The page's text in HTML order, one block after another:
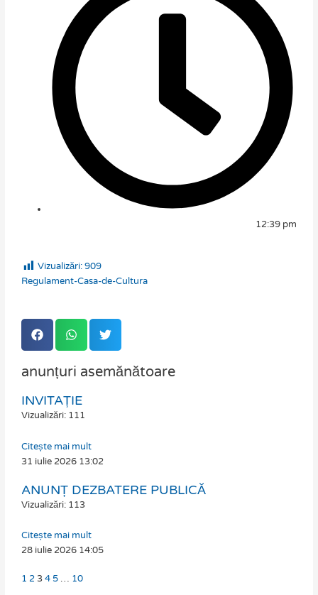
12:39 pm
Vizualizări: 909
Regulament-Casa-de-Cultura
anunțuri asemănătoare
INVITAȚIE
Vizualizări: 111
Citește mai mult
31 iulie 2026 13:02
ANUNȚ DEZBATERE PUBLICĂ
Vizualizări: 113
Citește mai mult
28 iulie 2026 14:05
Page
1
Page
2
Page
3
Page
4
Page
5 …
Page
10